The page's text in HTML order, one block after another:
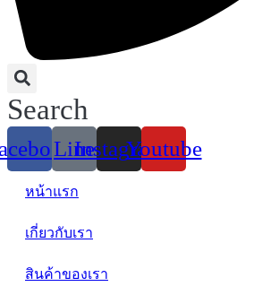
Search
LineInstagramYoutube
หน้าแรก
เกี่ยวกับเรา
สินค้าของเรา